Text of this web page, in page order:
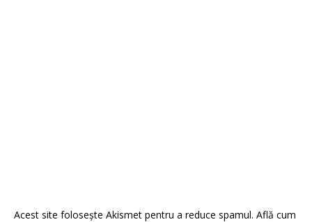
Acest site folosește Akismet pentru a reduce spamul. Află cum